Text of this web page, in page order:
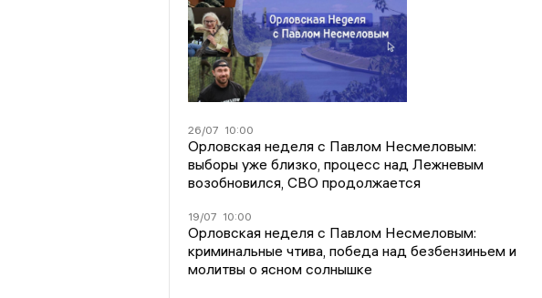
26/07 10:00
Орловская неделя с Павлом Несмеловым:
выборы уже близко, процесс над Лежневым
возобновился, СВО продолжается
19/07 10:00
Орловская неделя с Павлом Несмеловым:
криминальные чтива, победа над безбензиньем и
молитвы о ясном солнышке